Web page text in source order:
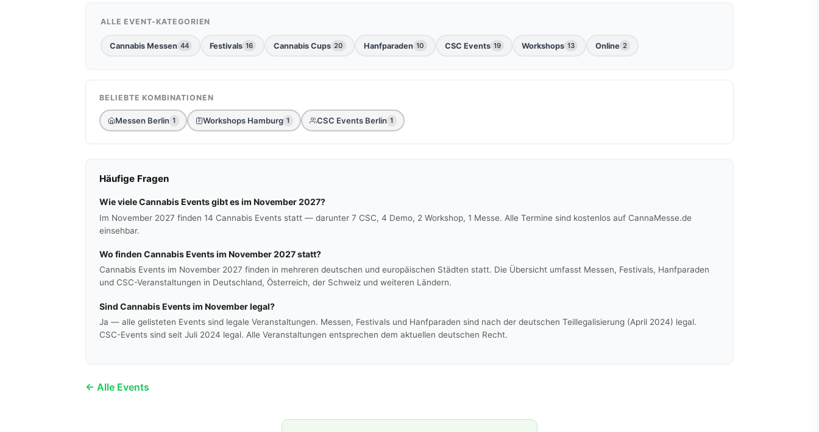
ALLE EVENT-KATEGORIEN
Cannabis Messen 44 Festivals 16 Cannabis Cups 20 Hanfparaden 10 CSC Events 19 Workshops 13 Online 2
BELIEBTE KOMBINATIONEN
Messen Berlin 1 Workshops Hamburg 1 CSC Events Berlin 1
Häufige Fragen
Wie viele Cannabis Events gibt es im November 2027?
Im November 2027 finden 14 Cannabis Events statt — darunter 7 CSC, 4 Demo, 2 Workshop, 1 Messe. Alle Termine sind kostenlos auf CannaMesse.de
einsehbar.
Wo finden Cannabis Events im November 2027 statt?
Cannabis Events im November 2027 finden in mehreren deutschen und europäischen Städten statt. Die Übersicht umfasst Messen, Festivals, Hanfparaden
und CSC-Veranstaltungen in Deutschland, Österreich, der Schweiz und weiteren Ländern.
Sind Cannabis Events im November legal?
Ja — alle gelisteten Events sind legale Veranstaltungen. Messen, Festivals und Hanfparaden sind nach der deutschen Teillegalisierung (April 2024) legal.
CSC-Events sind seit Juli 2024 legal. Alle Veranstaltungen entsprechen dem aktuellen deutschen Recht.
← Alle Events